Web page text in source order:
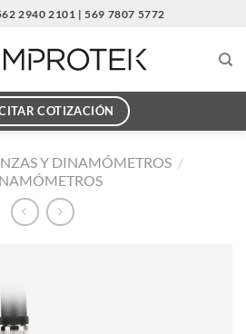
2940 2101 | 569 7807 5772
COTIZACIÓN
Y DINAMÓMETROS /